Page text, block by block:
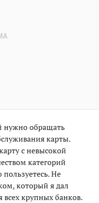
нужно обращать
карты.
с невысокой
категорий
Не
который я дал
крупных банков.